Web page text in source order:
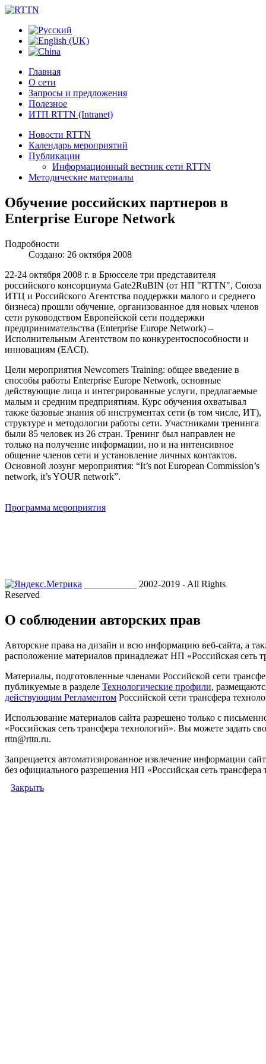
Главная
О сети
Запросы и предложения
Полезное
ИТП RTTN (Intranet)
Новости RTTN
Календарь мероприятий
Публикации
Информационный вестник сети RTTN
Методические материалы
Обучение российских партнеров в
Enterprise Europe Network
Подробности
Создано: 26 октября 2008
22-24 октября 2008 г. в Брюсселе три представителя
российского консорциума Gate2RuBIN (от НП "RTTN", Союза
ИТЦ и Российского Агентства поддержки малого и среднего
бизнеса) прошли обучение, организованное для новых членов
сети руководством Европейской сети поддержки
предпринимательства (Enterprise Europe Network) –
Исполнительным Агентством по конкурентоспособности и
инновациям (EACI).
Цели мероприятия Newcomers Training: общее введение в
способы работы Enterprise Europe Network, основные
действующие лица и интегрированные услуги, предлагаемые
малым и средним предприятиям. Курс обучения охватывал
также базовые знания об инструментах сети (в том числе, ИТ),
структуре и методологии работы сети. Участниками тренинга
были 85 человек из 26 стран. Тренинг был направлен не
только на получение информации, но и на интенсивное
общение членов сети и установление личных контактов.
Основной лозунг мероприятия: “It’s not European Commission’s
network, it’s YOUR network”.
Программа мероприятия
___________ 2002-2019 - All Rights
Reserved
О соблюдении авторских прав
Авторские права на дизайн и всю информацию веб-сайта, а
расположение материалов принадлежат НП «Российская сеть
Материалы, подготовленные членами Российской сети
публикуемые в разделе Технологические профили,
действующим Регламентом Российской сети трансфера
Использование материалов сайта разрешено только с
«Российская сеть трансфера технологий». Вы можете задать
rttn@rttn.ru.
Запрещается автоматизированное извлечение информации
без официального разрешения НП «Российская сеть трансфера
Закрыть